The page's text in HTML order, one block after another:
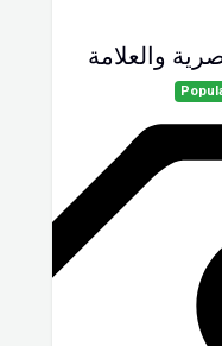
والعلامة